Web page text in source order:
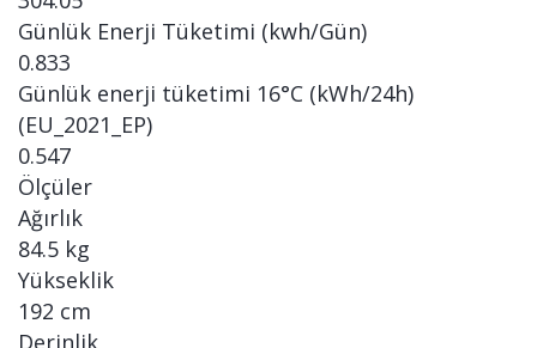
Günlük Enerji Tüketimi (kwh/Gün)
0.833
Günlük enerji tüketimi 16°C (kWh/24h)
(EU_2021_EP)
0.547
Ölçüler
Ağırlık
84.5 kg
Yükseklik
192 cm
Derinlik